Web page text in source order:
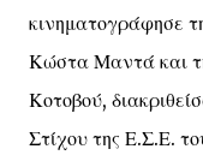
κινηματογράφησε
Κώστα Μαντά και
Κοτοβού,
Στίχου της Ε.Σ.Ε.